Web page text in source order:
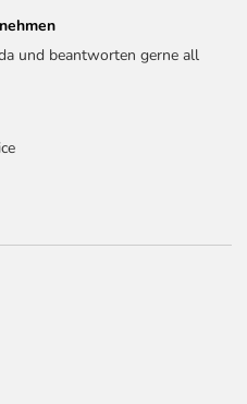
Schmutz aus den
entfernen.
zu schmieren, aber im
Silikonspray zu
0°C fällt, wird empfohlen,
zu benutzen, um ihre
werden. Wenn das Dach bei
und nicht regelmäßig
und beantworten gerne all